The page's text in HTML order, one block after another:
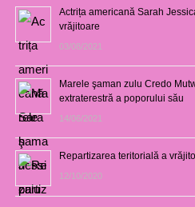
Actrița americană Sarah
vrăjitoare
03/08/2021
Marele şaman zulu Credo
extraterestră a poporului său
14/06/2021
Repartizarea teritorială a
12/10/2020